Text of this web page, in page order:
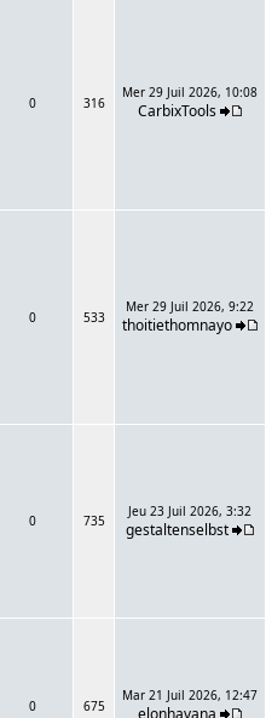
0 316
Mer 29 Juil 2026, 10:08
CarbixTools
0 533
Mer 29 Juil 2026, 9:22
thoitiethomnayo
0 735
Jeu 23 Juil 2026, 3:32
gestaltenselbst
0 675
Mar 21 Juil 2026, 12:47
elonhavana